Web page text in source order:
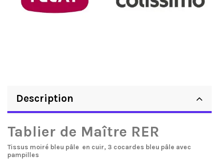
Description
Tablier de Maître RER
Tissus moiré bleu pâle en cuir, 3 cocardes bleu pâle avec
pampilles